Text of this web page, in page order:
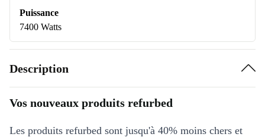
Puissance
7400 Watts
Description
Vos nouveaux produits refurbed
Les produits refurbed sont jusqu'à 40% moins chers et